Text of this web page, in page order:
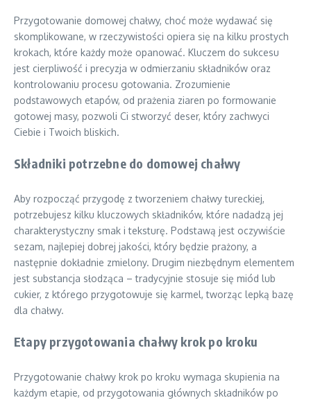
Przygotowanie domowej chałwy, choć może wydawać się
skomplikowane, w rzeczywistości opiera się na kilku prostych
krokach, które każdy może opanować. Kluczem do sukcesu
jest cierpliwość i precyzja w odmierzaniu składników oraz
kontrolowaniu procesu gotowania. Zrozumienie
podstawowych etapów, od prażenia ziaren po formowanie
gotowej masy, pozwoli Ci stworzyć deser, który zachwyci
Ciebie i Twoich bliskich.
Składniki potrzebne do domowej chałwy
Aby rozpocząć przygodę z tworzeniem chałwy tureckiej,
potrzebujesz kilku kluczowych składników, które nadadzą jej
charakterystyczny smak i teksturę. Podstawą jest oczywiście
sezam, najlepiej dobrej jakości, który będzie prażony, a
następnie dokładnie zmielony. Drugim niezbędnym elementem
jest substancja słodząca – tradycyjnie stosuje się miód lub
cukier, z którego przygotowuje się karmel, tworząc lepką bazę
dla chałwy.
Etapy przygotowania chałwy krok po kroku
Przygotowanie chałwy krok po kroku wymaga skupienia na
każdym etapie, od przygotowania głównych składników po